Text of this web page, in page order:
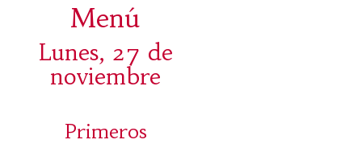
Menú
Lunes, 27 de
noviembre
Primeros